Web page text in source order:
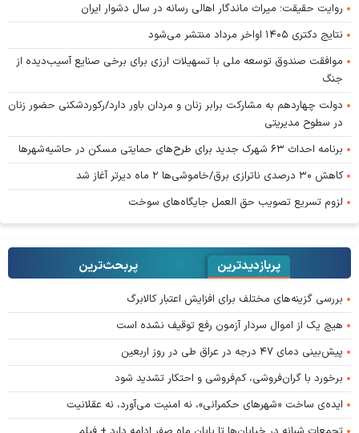
روایت حقیقت؛ میراث ماندگار اهالی رسانه در سال دشوار ایران
نتایج دکتری ۱۴۰۵ اواخر مرداد منتشر می‌شود
موافقت صندوق توسعه ملی با تسهیلات ارزی برای برخی صنایع آسیب‌دیده از
جنگ
دولت چهاردهم به مشارکت برابر زنان و مردان باور دارد/رکوردشکنی حضور زنان
در سطوح مدیریتی
برنامه احداث ۶۳ شهرک جدید برای طرح‌های حمایتی مسکن در حاشیه‌شهرها
کاهش ۳۰ درصدی ناترازی برق/خاموشی‌ها ۲ ماه دیرتر آغاز شد
لزوم تسریع تصویب حق العمل جایگاه‌های سوخت
پربازدیدترین پربحث‌ترین‌
بررسی گزینه‌های مختلف برای افزایش اعتبار کالابرگ
هیچ یک از اموال سردار آزمون رفع توقیف نشده است
پیش‌بینی دمای ۴۷ درجه در عراق طی در روز اربعین
برخورد با گران‌فروشی، کم‌فروشی و احتکار تشدید شود
ایده‌ی ساخت «شهرهای حکمرانی»، نه امنیت می‌آورد، نه عقلانیت